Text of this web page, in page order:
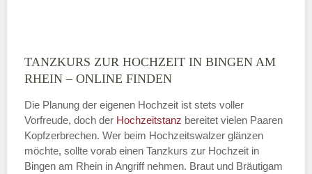
Montag
—
ÖFFNUNGSZEITEN HINZUFÜGEN
TANZKURS ZUR HOCHZEIT IN BINGEN AM
RHEIN – ONLINE FINDEN
Die Planung der eigenen Hochzeit ist stets voller
Vorfreude, doch der Hochzeitstanz bereitet vielen Paaren
Kopfzerbrechen. Wer beim Hochzeitswalzer glänzen
möchte, sollte vorab einen Tanzkurs zur Hochzeit in
Bingen am Rhein in Angriff nehmen. Braut und Bräutigam